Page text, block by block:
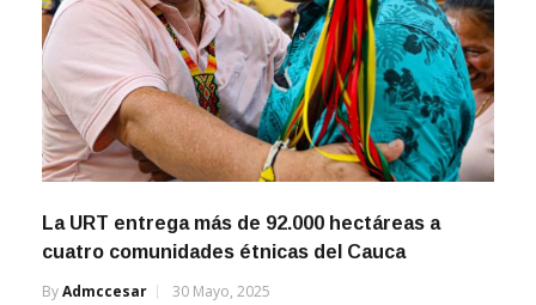
La URT entrega más de 92.000 hectáreas a
cuatro comunidades étnicas del Cauca
ByAdmccesar 30 Mayo, 2025